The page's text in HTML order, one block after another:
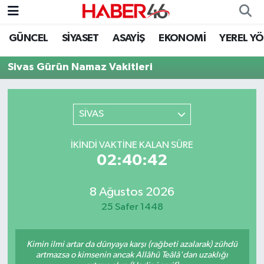
GÜNCEL SİYASET ASAYİŞ EKONOMİ YEREL
Sivas Gürün Namaz Vakitleri
SİVAS
İKINDI VAKTINE KALAN SÜRE
02:40:42
8 Ağustos 2026
25 Safer 1448
Kimin ilmi artar da dünyaya karşı (rağbeti azalarak) zühdü
artmazsa o kimsenin ancak Allâhü Teâlâ'dan uzaklığı
GÜNCEL
EKONOMİ
EĞİTİM
Nöbetçi Eczaneler
Kahramanmaraş Namaz Vakitleri
Süper Lig Puan Durumu ve Fikstür
Tüm Manşetler
Haber Arşivi